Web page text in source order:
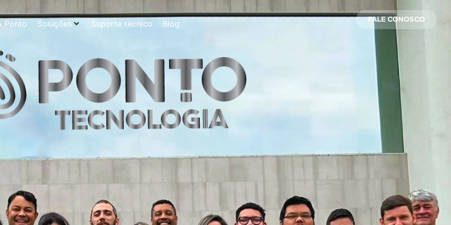
Ponto Soluções Suporte técnico Blog FALE CONOSCO